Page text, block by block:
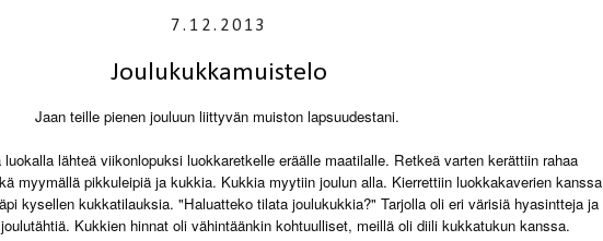
7.12.2013
Joulukukkamuistelo
Jaan teille pienen jouluun liittyvän muiston lapsuudestani.
luokalla lähteä viikonlopuksi luokkaretkelle eräälle maatilalle. Retkeä varten kerättiin rahaa
myymällä pikkuleipiä ja kukkia. Kukkia myytiin joulun alla. Kierrettiin luokkakaverien kanssa
kysellen kukkatilauksia. "Haluatteko tilata joulukukkia?" Tarjolla oli eri värisiä hyasintteja ja
Kukkien hinnat oli vähintäänkin kohtuulliset, meillä oli diili kukkatukun kanssa.